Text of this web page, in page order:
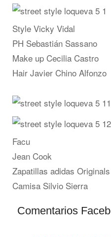
Style Vicky Vidal
PH Sebastián Sassano
Make up Cecilia Castro
Hair Javier Chino Alfonzo
Facu
Jean Cook
Zapatillas adidas Originals
Camisa Silvio Sierra
Comentarios